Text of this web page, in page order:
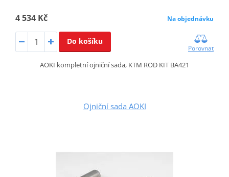
4 534 Kč Na objednávku
Do košíku
Porovnat
AOKI kompletní ojniční sada, KTM ROD KIT BA421
Ojniční sada AOKI